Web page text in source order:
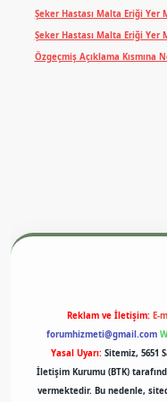
Şeker Hastası Malta Eriği Yer
Şeker Hastası Malta Eriği Yer
Özgeçmiş Açıklama Kısmına
Reklam ve İletişim: E-
forumhizmeti@gmail.com
Yasal Uyarı: Sitemiz, 5651
İletişim Kurumu (BTK)
vermektedir. Bu nedenle,